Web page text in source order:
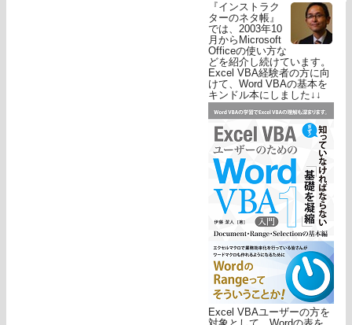
『インストラク
ターのネタ帳』
では、2003年10
月からMicrosoft
Officeの使い方な
どを紹介し続けています。
Excel VBA経験者の方に向
けて、Word VBAの基本を
キンドル本にしました↓↓
Excel VBAユーザーの方を